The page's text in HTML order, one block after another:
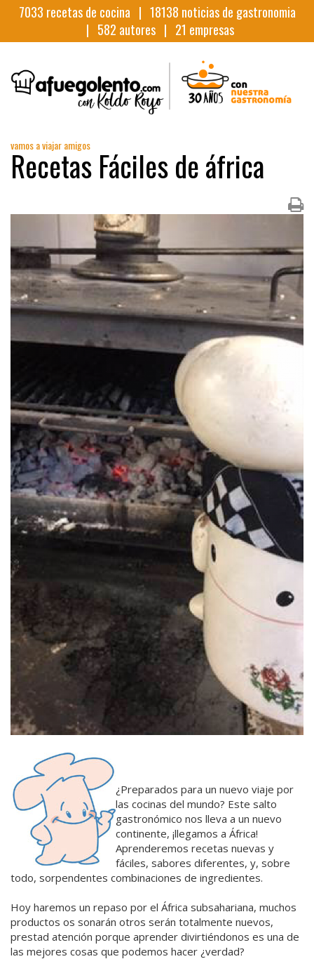
7033 recetas de cocina | 18138 noticias de gastronomia
| 582 autores | 21 empresas
vamos a viajar amigos
Recetas Fáciles de áfrica
¿Preparados para un nuevo viaje por
las cocinas del mundo? Este salto
gastronómico nos lleva a un nuevo
continente, ¡llegamos a África!
Aprenderemos recetas nuevas y
fáciles, sabores diferentes, y, sobre
todo, sorpendentes combinaciones de ingredientes.
Hoy haremos un repaso por el África subsahariana, muchos
productos os sonarán otros serán totalmente nuevos,
prestad atención porque aprender divirtiéndonos es una de
las mejores cosas que podemos hacer ¿verdad?